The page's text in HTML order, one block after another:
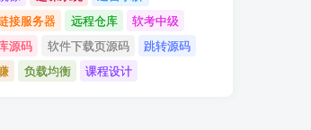
接服务器
远程仓库
软考中级
源码
软件下载页源码
跳转源码
负载均衡 课程设计